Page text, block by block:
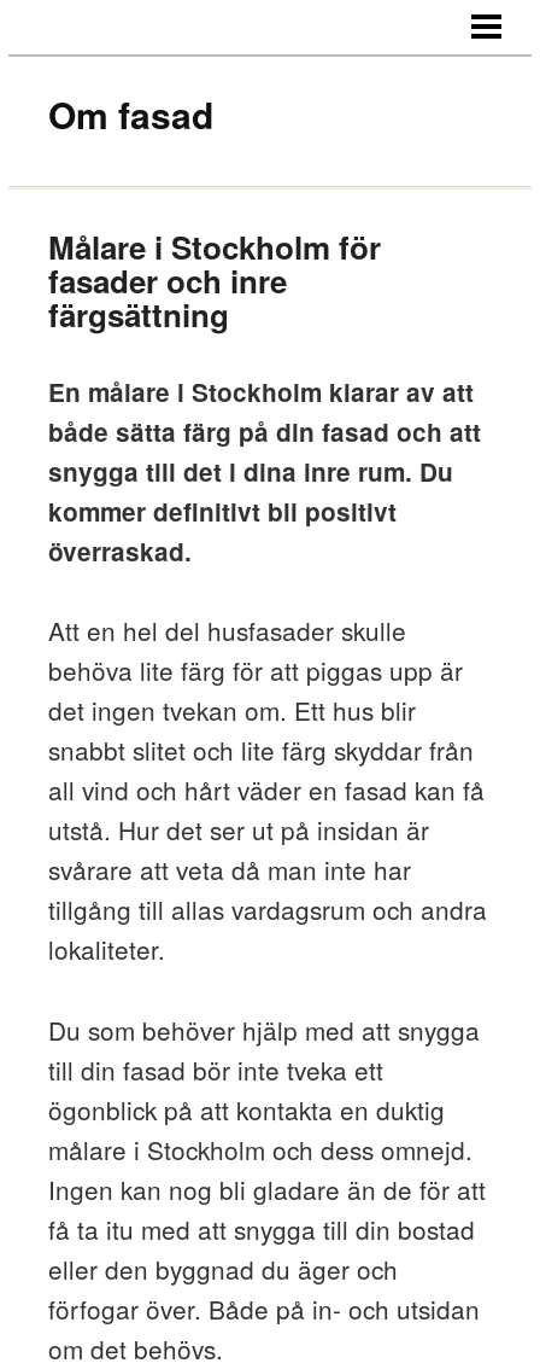
KONTAKT
Om fasad
Målare i Stockholm för
fasader och inre
färgsättning
En målare i Stockholm klarar av att
både sätta färg på din fasad och att
snygga till det i dina inre rum. Du
kommer definitivt bli positivt
överraskad.
Att en hel del husfasader skulle
behöva lite färg för att piggas upp är
det ingen tvekan om. Ett hus blir
snabbt slitet och lite färg skyddar från
all vind och hårt väder en fasad kan få
utstå. Hur det ser ut på insidan är
svårare att veta då man inte har
tillgång till allas vardagsrum och andra
lokaliteter.
Du som behöver hjälp med att snygga
till din fasad bör inte tveka ett
ögonblick på att kontakta en duktig
målare i Stockholm och dess omnejd.
Ingen kan nog bli gladare än de för att
få ta itu med att snygga till din bostad
eller den byggnad du äger och
förfogar över. Både på in- och utsidan
om det behövs.